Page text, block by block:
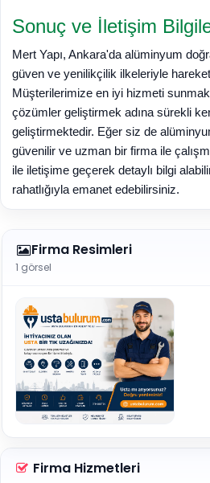
Sonuç ve İletişim
Mert Yapı, Ankara'da alüminyum
güven ve yenilikçilik ilkeleriyle
Müşterilerimize en iyi hizmeti
çözümler geliştirmek adına sürekli
geliştirmektedir. Eğer siz de
güvenilir ve uzman bir firma ile
ile iletişime geçerek detaylı bilgi
rahatlığıyla emanet edebilirsiniz.
Firma Resimleri
1 görsel
Firma Hizmetleri